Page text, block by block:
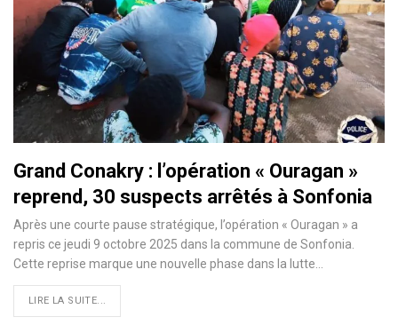
Grand Conakry : l’opération « Ouragan »
reprend, 30 suspects arrêtés à Sonfonia
Après une courte pause stratégique, l’opération « Ouragan » a
repris ce jeudi 9 octobre 2025 dans la commune de Sonfonia.
Cette reprise marque une nouvelle phase dans la lutte…
LIRE LA SUITE...